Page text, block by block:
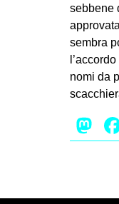
sebbene
sembra
nomi da